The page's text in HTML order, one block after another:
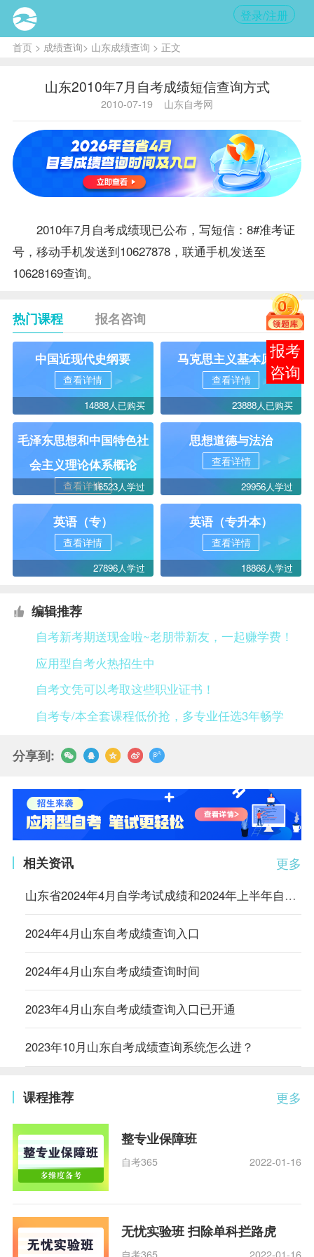
登录/注册
首页> 成绩查询> 山东成绩查询 > 正文
山东2010年7月自考成绩短信查询方式
2010-07-19 山东自考网
2010年7月自考成绩现已公布，写短信：8#准考证
号，移动手机发送到10627878，联通手机发送至
10628169查询。
热门课程 报名咨询
中国近现代史纲要
查看详情
14888人已购买
马克思主义基本原理
查看详情
23888人已购买
毛泽东思想和中国特色社
会主义理论体系概论
查看详情16523人学过
思想道德与法治
查看详情
29956人学过
英语（专）
查看详情
27896人学过
英语（专升本）
查看详情
18866人学过
编辑推荐
自考新考期送现金啦~老朋带新友，一起赚学费！
应用型自考火热招生中
自考文凭可以考取这些职业证书！
自考专/本全套课程低价抢，多专业任选3年畅学
分享到:
更多
相关资讯
山东省2024年4月自学考试成绩和2024年上半年自学考试毕业及实践环节考核成绩发布公告
2024年4月山东自考成绩查询入口
2024年4月山东自考成绩查询时间
2023年4月山东自考成绩查询入口已开通
2023年10月山东自考成绩查询系统怎么进？
更多
课程推荐
整专业保障班
自考365 2022-01-16
无忧实验班 扫除单科拦路虎
在线
客服